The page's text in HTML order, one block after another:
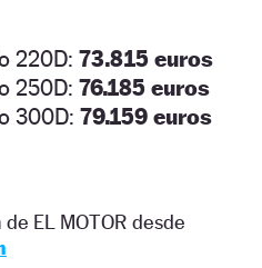
220D: 73.815 euros
250D: 76.185 euros
300D: 79.159 euros
EL MOTOR desde